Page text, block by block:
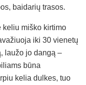
baidarių trasos.
miško kirtimo
iki 30 vienetų
laužo jo dangą –
būna
kelia dulkes, tuo